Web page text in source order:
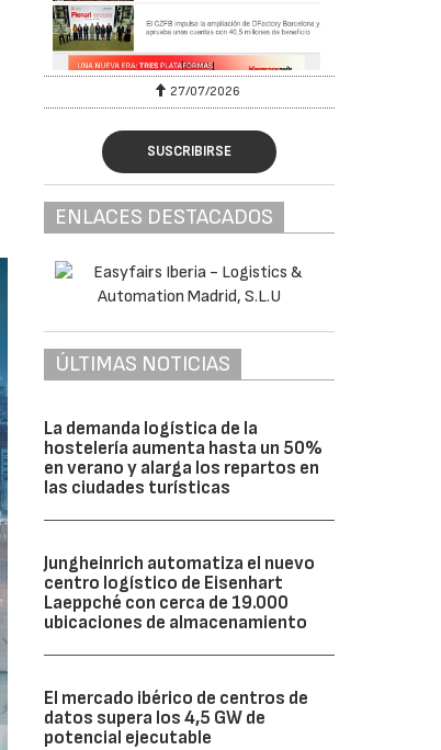
27/07/2026
SUSCRIBIRSE
ENLACES DESTACADOS
ÚLTIMAS NOTICIAS
La demanda logística de la
hostelería aumenta hasta un 50%
en verano y alarga los repartos en
las ciudades turísticas
Jungheinrich automatiza el nuevo
centro logístico de Eisenhart
Laeppché con cerca de 19.000
ubicaciones de almacenamiento
El mercado ibérico de centros de
datos supera los 4,5 GW de
potencial ejecutable